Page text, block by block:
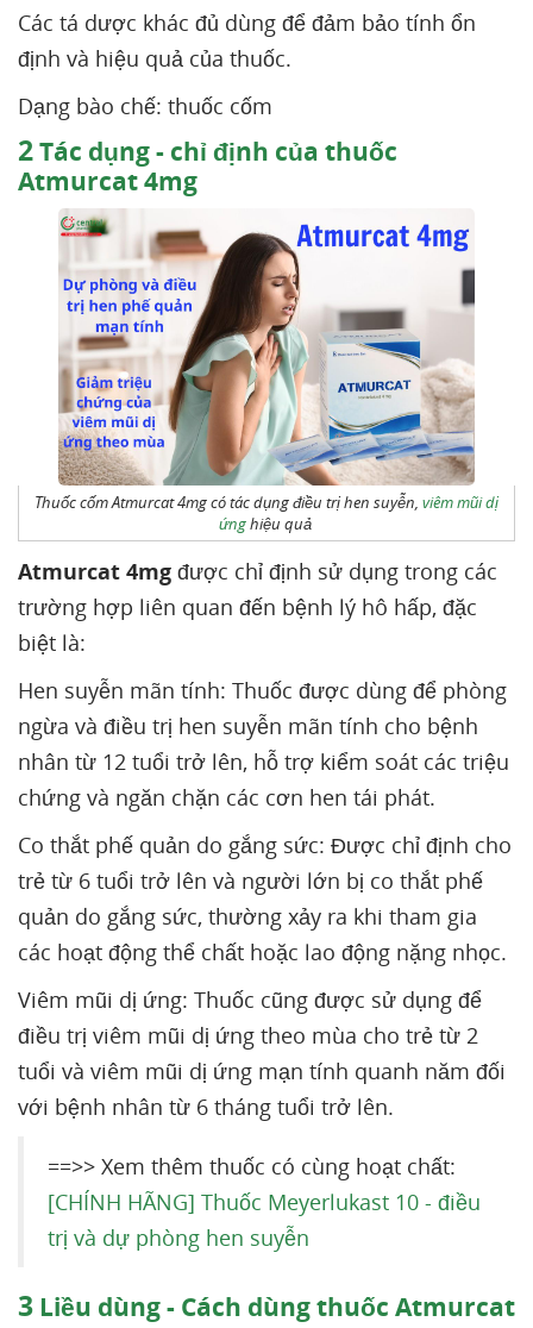
Các tá dược khác đủ dùng để đảm bảo tính ổn
định và hiệu quả của thuốc.
Dạng bào chế: thuốc cốm
2Tác dụng - chỉ định của thuốc
Atmurcat 4mg
Thuốc cốm Atmurcat 4mg có tác dụng điều trị hen suyễn, viêm mũi dị
ứnghiệu quả
Atmurcat 4mg được chỉ định sử dụng trong các
trường hợp liên quan đến bệnh lý hô hấp, đặc
biệt là:
Hen suyễn mãn tính: Thuốc được dùng để phòng
ngừa và điều trị hen suyễn mãn tính cho bệnh
nhân từ 12 tuổi trở lên, hỗ trợ kiểm soát các triệu
chứng và ngăn chặn các cơn hen tái phát.
Co thắt phế quản do gắng sức: Được chỉ định cho
trẻ từ 6 tuổi trở lên và người lớn bị co thắt phế
quản do gắng sức, thường xảy ra khi tham gia
các hoạt động thể chất hoặc lao động nặng nhọc.
Viêm mũi dị ứng: Thuốc cũng được sử dụng để
điều trị viêm mũi dị ứng theo mùa cho trẻ từ 2
tuổi và viêm mũi dị ứng mạn tính quanh năm đối
với bệnh nhân từ 6 tháng tuổi trở lên.
==>> Xem thêm thuốc có cùng hoạt chất:
[CHÍNH HÃNG] Thuốc Meyerlukast 10 - điều
trị và dự phòng hen suyễn
3 Liều dùng - Cách dùng thuốc Atmurcat